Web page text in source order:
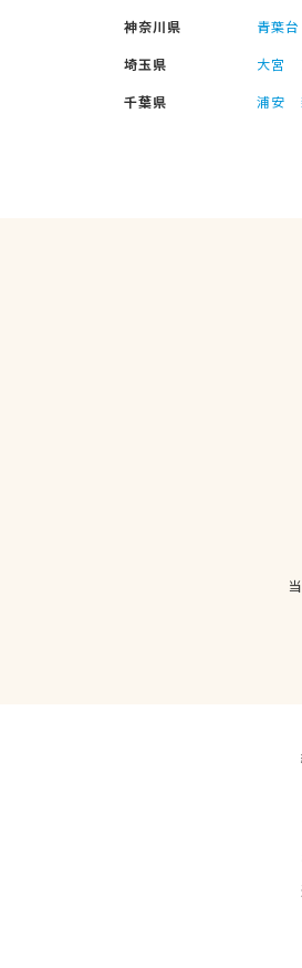
神奈川県
青葉台
埼玉県
大宮
千葉県
浦安